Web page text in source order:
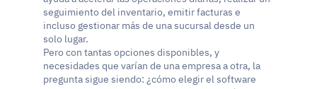
seguimiento del inventario, emitir facturas e
incluso gestionar más de una sucursal desde un
solo lugar.
Pero con tantas opciones disponibles, y
necesidades que varían de una empresa a otra, la
pregunta sigue siendo: ¿cómo elegir el software